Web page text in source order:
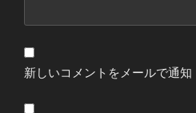
新しいコメントをメールで通知